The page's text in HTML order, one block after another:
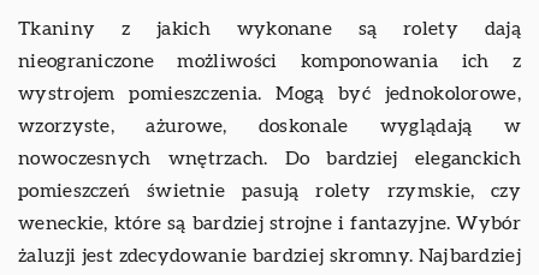
Tkaniny z jakich wykonane są rolety dają
nieograniczone możliwości komponowania ich z
wystrojem pomieszczenia. Mogą być jednokolorowe,
wzorzyste, ażurowe, doskonale wyglądają w
nowoczesnych wnętrzach. Do bardziej eleganckich
pomieszczeń świetnie pasują rolety rzymskie, czy
weneckie, które są bardziej strojne i fantazyjne. Wybór
żaluzji jest zdecydowanie bardziej skromny. Najbardziej